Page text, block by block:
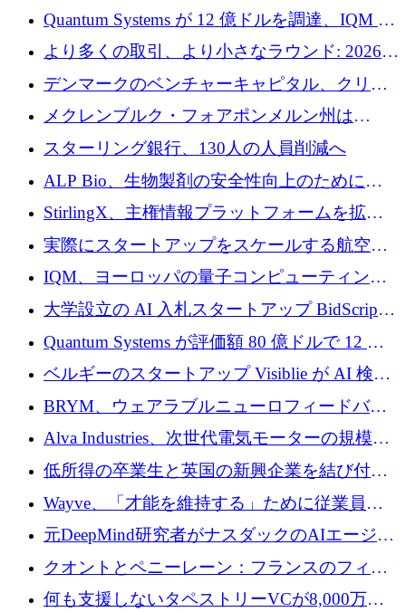
との提携で軍用ドローンにソフトウェアファ
ースト戦略を採用
Quantum Systems が 12 億ドルを調達、IQM が
米国の主要取引所で初の欧州量子企業とな
る、6 月に欧州のスタートアップ資金調達
より多くの取引、より小さなラウンド: 2026
年 6 月に欧州のスタートアップ資金調達
デンマークのベンチャーキャピタル、クリメ
ンタム・キャピタルが気候変動対策ハードウ
ェア投資として初回クローズで6,000万ユーロ
を確保
メクレンブルク・フォアポンメルン州は
Nextcloud を州全体に展開し、オープンソース
戦略を拡大
スターリング銀行、130人の人員削減へ
ALP Bio、生物製剤の安全性向上のために
Venture Kick から 16 万 1,000 ユーロを調達
StirlingX、主権情報プラットフォームを拡張
するためにシリーズ A で 2,000 万ドルを確保
実際にスタートアップをスケールする航空イ
ノベーション モデルを学ぶ
IQM、ヨーロッパの量子コンピューティング
企業として初めて米国の主要取引所に上場
大学設立の AI 入札スタートアップ BidScript
がプレシード資金総額 100 万ドルを突破
Quantum Systems が評価額 80 億ドルで 12 億
ドルを調達
ベルギーのスタートアップ Visiblie が AI 検索
の可視化のために 50 万ユーロを調達
BRYM、ウェアラブルニューロフィードバッ
クプラットフォームの開発に65万ユーロを確
Alva Industries、次世代電気モーターの規模拡
大に 1,600 万ユーロを調達
低所得の卒業生と英国の新興企業を結び付け
るためにCommon Pathを開始
Wayve、「才能を維持する」ために従業員に
8,500万ドルの株式公開買い付けを実施
元DeepMind研究者がナスダックのAIエージェ
ントを拡張するためにCreandumの資金調達で
記録を獲得
クオントとペニーレーン：フランスのフィン
テックの友人と敵
何も支援しないタペストリーVCが8,000万ド